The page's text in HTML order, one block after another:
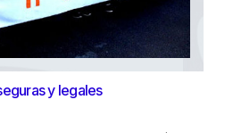
y legales